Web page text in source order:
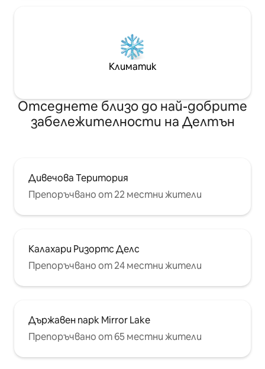
Климатик
Отседнете близо до най-добрите
забележителности на Делтън
Дивечова Територия
Препоръчвано от 22 местни жители
Калахари Ризортс Делс
Препоръчвано от 24 местни жители
Държавен парк Mirror Lake
Препоръчвано от 65 местни жители